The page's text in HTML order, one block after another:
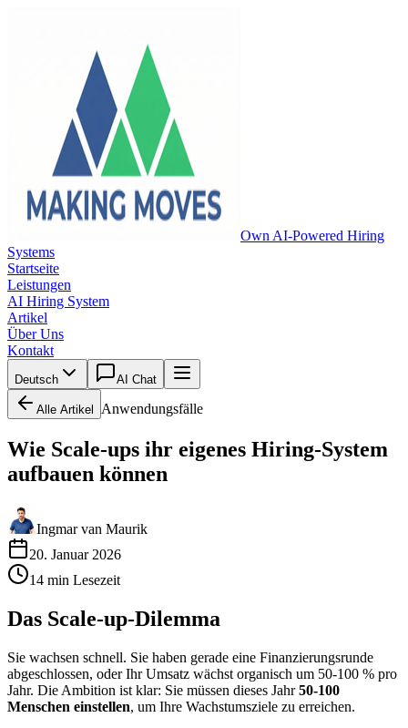
Own AI-Powered Hiring
Systems
Startseite
Leistungen
AI Hiring System
Artikel
Über Uns
Kontakt
Deutsch AI Chat
Alle Artikel Anwendungsfälle
Wie Scale-ups ihr eigenes Hiring-System
aufbauen können
Ingmar van Maurik
20. Januar 2026
14 min Lesezeit
Das Scale-up-Dilemma
Sie wachsen schnell. Sie haben gerade eine Finanzierungsrunde
abgeschlossen, oder Ihr Umsatz wächst organisch um 50-100 % pro
Jahr. Die Ambition ist klar: Sie müssen dieses Jahr50-100
Menschen einstellen, um Ihre Wachstumsziele zu erreichen.